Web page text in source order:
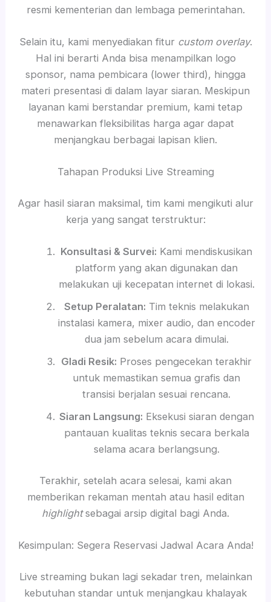
resmi kementerian dan lembaga pemerintahan.
Selain itu, kami menyediakan fitur custom overlay.
Hal ini berarti Anda bisa menampilkan logo
sponsor, nama pembicara (lower third), hingga
materi presentasi di dalam layar siaran. Meskipun
layanan kami berstandar premium, kami tetap
menawarkan fleksibilitas harga agar dapat
menjangkau berbagai lapisan klien.
Tahapan Produksi Live Streaming
Agar hasil siaran maksimal, tim kami mengikuti alur
kerja yang sangat terstruktur:
Konsultasi & Survei: Kami mendiskusikan
platform yang akan digunakan dan
melakukan uji kecepatan internet di lokasi.
Setup Peralatan: Tim teknis melakukan
instalasi kamera, mixer audio, dan encoder
dua jam sebelum acara dimulai.
Gladi Resik: Proses pengecekan terakhir
untuk memastikan semua grafis dan
transisi berjalan sesuai rencana.
Siaran Langsung: Eksekusi siaran dengan
pantauan kualitas teknis secara berkala
selama acara berlangsung.
Terakhir, setelah acara selesai, kami akan
memberikan rekaman mentah atau hasil editan
highlightsebagai arsip digital bagi Anda.
Kesimpulan: Segera Reservasi Jadwal Acara Anda!
Live streaming bukan lagi sekadar tren, melainkan
kebutuhan standar untuk menjangkau khalayak